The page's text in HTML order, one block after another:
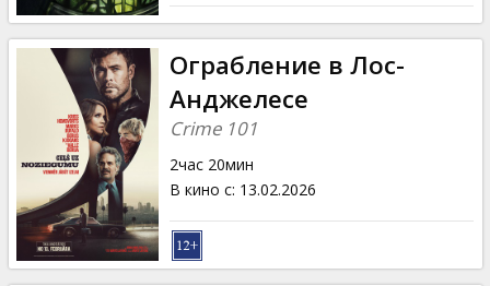
Клуб
Ограбление в Лос-
Анджелесе
Crime 101
2час 20мин
В кино с: 13.02.2026